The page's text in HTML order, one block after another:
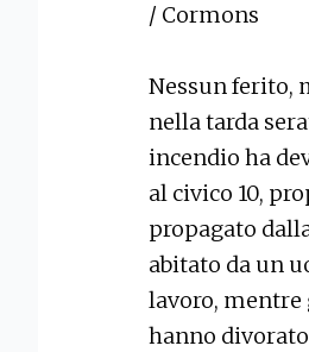
/ Cormons
Nessun ferito,
nella tarda
incendio ha
al civico 10,
propagato
abitato da un
lavoro,
hanno